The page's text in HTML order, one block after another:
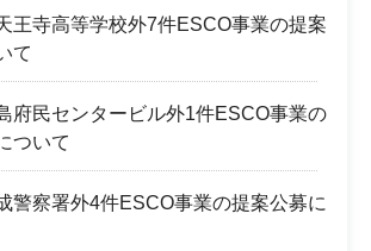
王寺高等学校外7件ESCO事業の提案
て
府民センタービル外1件ESCO事業の
ついて
警察署外4件ESCO事業の提案公募に